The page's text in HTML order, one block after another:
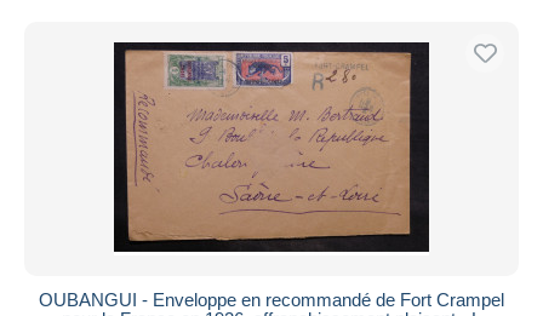
OUBANGUI - Enveloppe en recommandé de Fort Crampel